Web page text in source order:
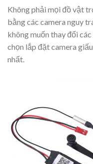
Không phải mọi đồ vật
bằng các camera nguy
không muốn thay đổi
chọn lắp đặt camera
nhất.